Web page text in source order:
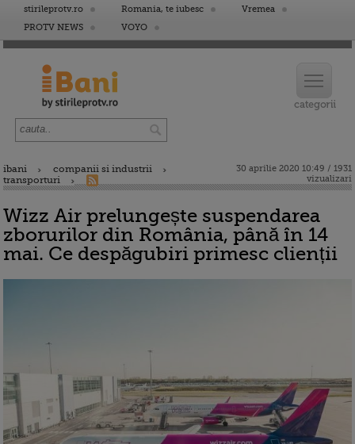
stirileprotv.ro Romania, te iubesc
Vremea
PROTV NEWS
VOYO
ibani
companii si industrii
transporturi
30 aprilie 2020 10:49 / 1931
vizualizari
Wizz Air prelungește suspendarea
zborurilor din România, până în 14
mai. Ce despăgubiri primesc clienții